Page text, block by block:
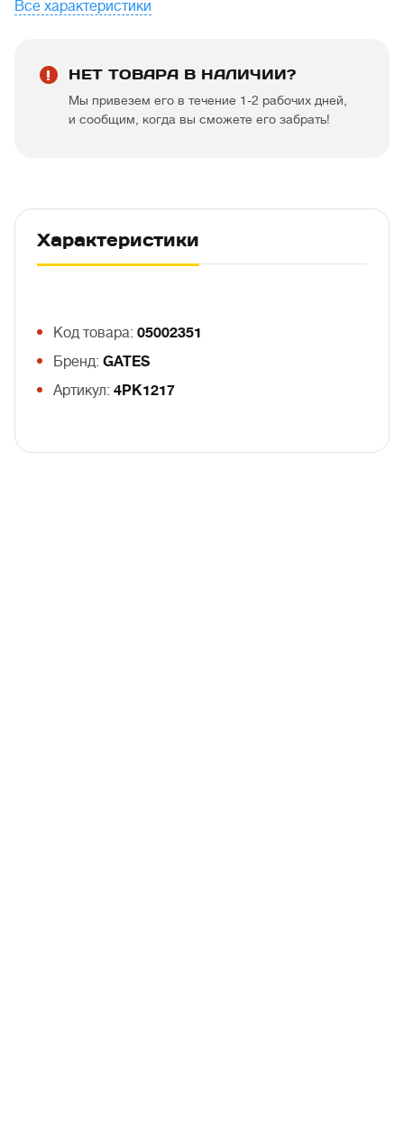
Все характеристики
НЕТ ТОВАРА В НАЛИЧИИ?
Мы привезем его в течение 1-2 рабочих дней,
и сообщим, когда вы сможете его забрать!
Характеристики
Код товара: 05002351
Бренд: GATES
Артикул: 4PK1217